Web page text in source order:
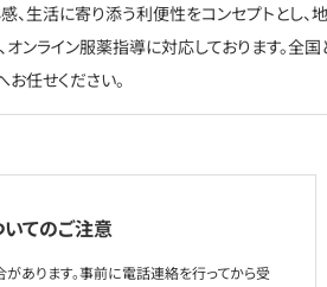
、生活に寄り添う利便性をコンセプトとし
オンライン服薬指導に対応しております。全
任せください。
てのご注意
あります。事前に電話連絡を行ってから受